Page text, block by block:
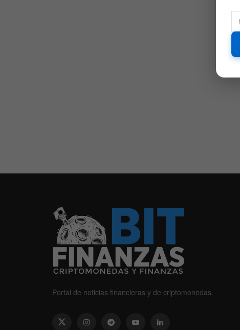
Portal de noticias financieras y de criptomonedas.